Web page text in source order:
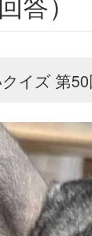
イズ 第